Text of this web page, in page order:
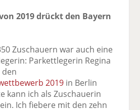
2019 drückt den Bayern
Zuschauern war auch eine
Parkettlegerin Regina
2019 in Berlin
kann ich als Zuschauerin
Ich fiebere mit den zehn